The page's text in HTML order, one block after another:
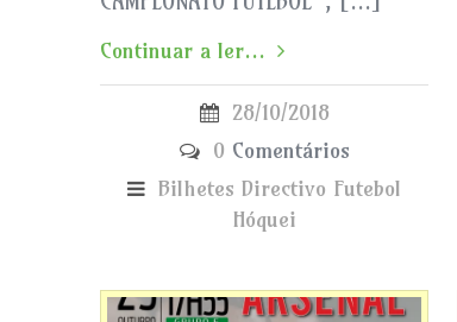
Continuar a ler...
28/10/2018
0 Comentários
Bilhetes Directivo Futebol
Hóquei